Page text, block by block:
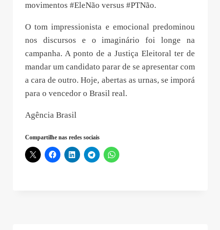
movimentos #EleNão versus #PTNão.
O tom impressionista e emocional predominou
nos discursos e o imaginário foi longe na
campanha. A ponto de a Justiça Eleitoral ter de
mandar um candidato parar de se apresentar com
a cara de outro. Hoje, abertas as urnas, se imporá
para o vencedor o Brasil real.
Agência Brasil
Compartilhe nas redes sociais